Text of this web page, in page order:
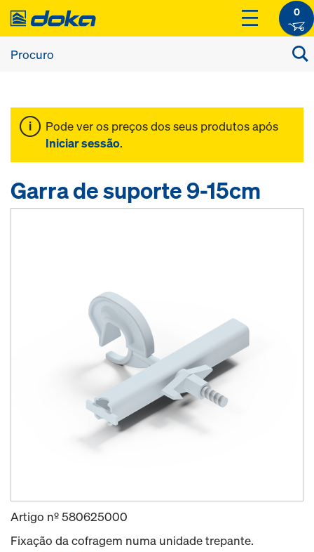
0
Pode ver os preços dos seus produtos após
Iniciar sessão.
Garra de suporte 9-15cm
Artigo nº580625000
Fixação da cofragem numa unidade trepante.